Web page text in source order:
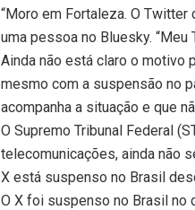
“Moro em Fortaleza. O
uma pessoa no Bluesky.
Ainda não está claro o motivo
mesmo com a suspensão no
acompanha a situação e que
O Supremo Tribunal Federal
telecomunicações, ainda não
X está suspenso no Brasil
O X foi suspenso no Brasil no